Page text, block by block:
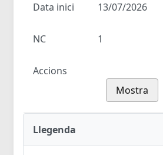
Data inici 13/07/2026
NC 1
Accions
Mostra
Llegenda